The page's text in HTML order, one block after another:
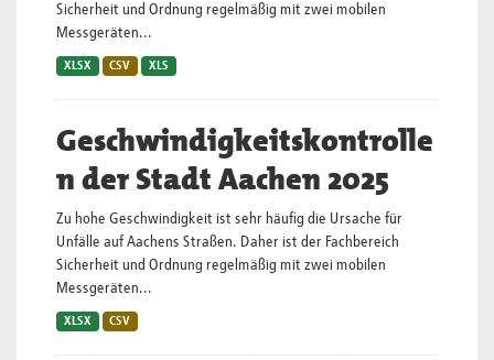
Sicherheit und Ordnung regelmäßig mit zwei mobilen
Messgeräten...
XLSX CSV XLS
Geschwindigkeitskontrolle
n der Stadt Aachen 2025
Zu hohe Geschwindigkeit ist sehr häufig die Ursache für
Unfälle auf Aachens Straßen. Daher ist der Fachbereich
Sicherheit und Ordnung regelmäßig mit zwei mobilen
Messgeräten...
XLSX CSV